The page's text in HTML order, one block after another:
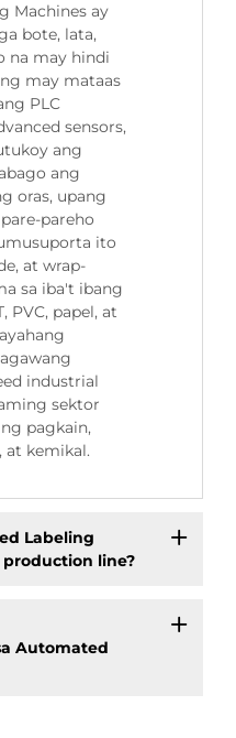
Machines ay
bote, lata,
na may hindi
may mataas
PLC
sensors,
ang
ang
oras, upang
pareho
ito
at wrap-
sa iba't ibang
PVC, papel, at
industrial
sektor
pagkain,
at kemikal.
Labeling
line?
Automated